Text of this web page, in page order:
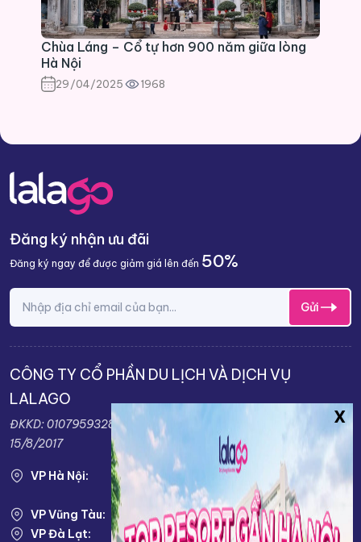
Chùa Láng – Cổ tự hơn 900 năm giữa lòng
Hà Nội
29/04/2025 1968
Đăng ký nhận ưu đãi
Đăng ký ngay để được giảm giá lên đến 50%
Gửi
CÔNG TY CỔ PHẦN DU LỊCH VÀ DỊCH VỤ
LALAGO
ĐKKD: 0107959328 do sở KH&ĐT TP.Hà Nội cấp ngày:
15/8/2017
VP Hà Nội:
VP HÀ NỘI: Số 38 Louis I, KĐT Louis City, Đại
Mỗ, Nam Từ Liêm, TP. Hà Nội
VP Vũng Tàu: 79 Võ Thị Sáu, Phường 2, Tp. Vũng Tàu
VP Đà Lạt:
KĐT Nam Hồ, Phường 11, TP. Đà Lạt